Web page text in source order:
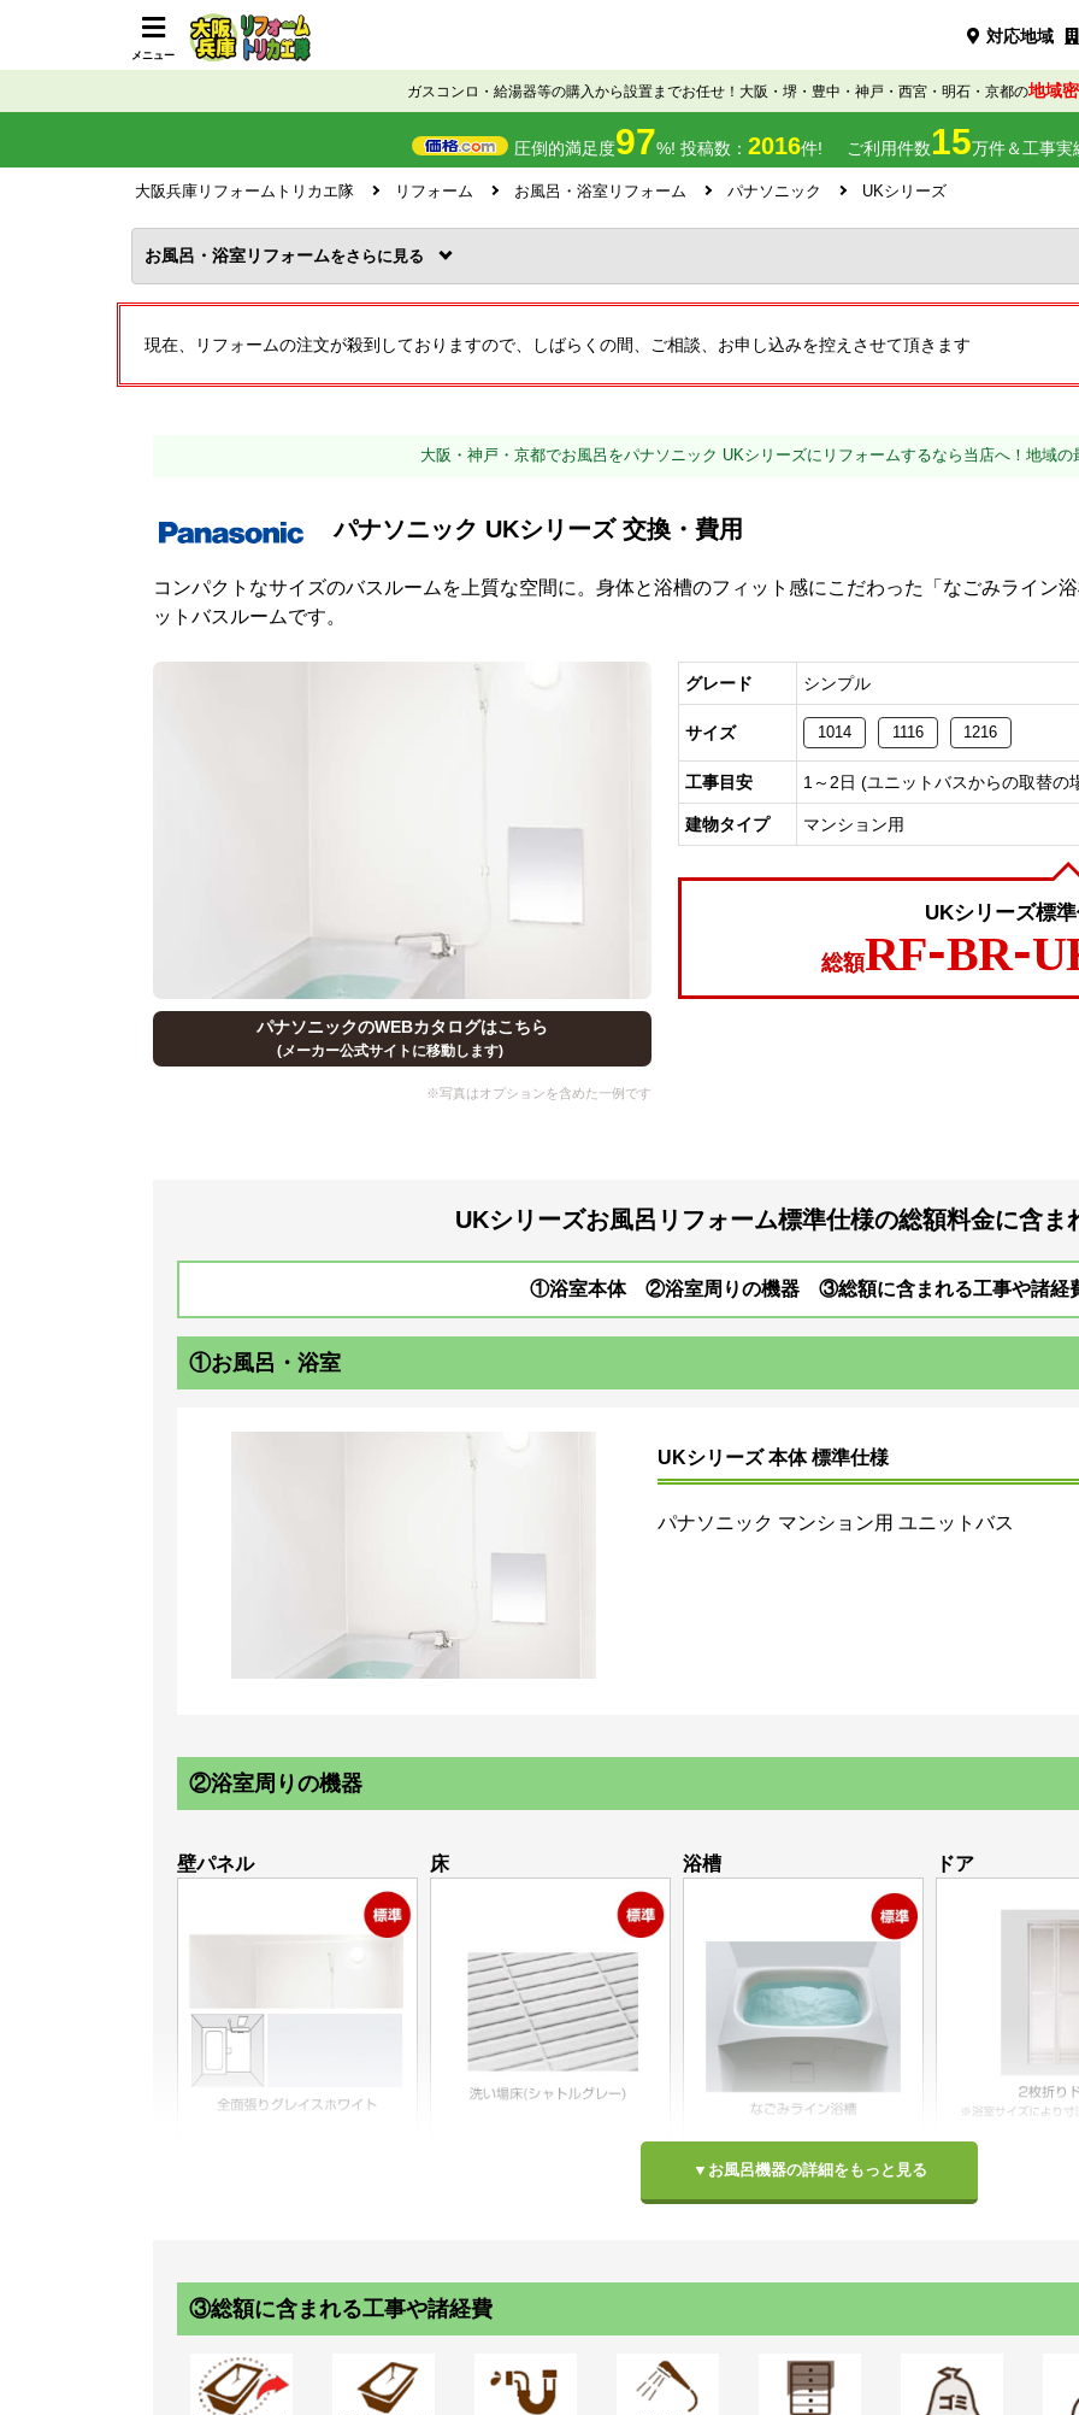
メニュー
対応地域
ガスコンロ・給湯器等の購入から設置までお任せ！大阪・堺・豊中・神戸・西宮・明石・京都の地域
圧倒的満足度97%! 投稿数： 2016件! ご利用件数15万件＆工事実
大阪兵庫リフォームトリカエ隊 リフォーム お風呂・浴室リフォーム パナソニック UKシリーズ
お風呂・浴室リフォームを
現在、リフォームの注文が殺到しておりますので、しばらくの間、ご相談、お申し込みを控えさせて頂きます
大阪・神戸・京都でお風呂をパナソニック UKシリーズにリフォームするなら当店へ！地域の
パナソニック UKシリーズ 交換・費用
コンパクトなサイズのバスルームを上質な空間に。身体と浴槽のフィット感にこだわった「なごみライン
ットバスルームです。
パナソニックのWEBカタログはこちら
(メーカー公式サイトに移動します)
グレード シンプル
サイズ 1014 1116 1216
工事目安 1～2日 (ユニットバスからの取替の
建物タイプ マンション用
UKシリーズ標
総額RF-BR-
▼お風呂機器の詳細をもっと見る
UKシリーズお風呂リフォーム標準仕様の総額料金に含ま
①浴室本体 ②浴室周りの機器 ③総額に含まれる工事や諸経
①お風呂・浴室
UKシリーズ 本体 標準仕様
パナソニック マンション用 ユニットバス
②浴室周りの機器
壁パネル 床 浴槽
なごみライン浴槽
ドア
照明 ミラー
③総額に含まれる工事や諸経費